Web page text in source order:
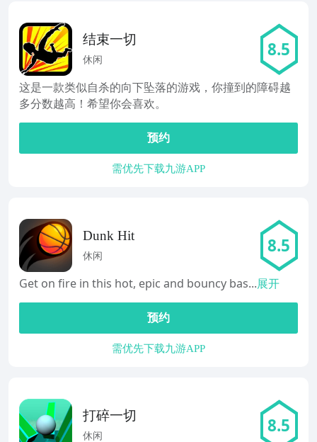
结束一切
休闲 8.5
这是一款类似自杀的向下坠落的游戏，你撞到的障碍越
多分数越高！希望你会喜欢。
预约
需优先下载九游APP
Dunk Hit
休闲 8.5
Get on fire in this hot, epic and bouncy bas...展开
预约
需优先下载九游APP
打碎一切
休闲 8.5